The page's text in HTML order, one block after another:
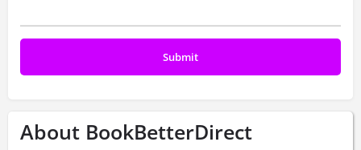
About BookBetterDirect